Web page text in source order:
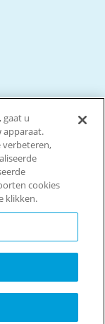
gaat u
apparaat.
verbeteren,
cookies
klikken.